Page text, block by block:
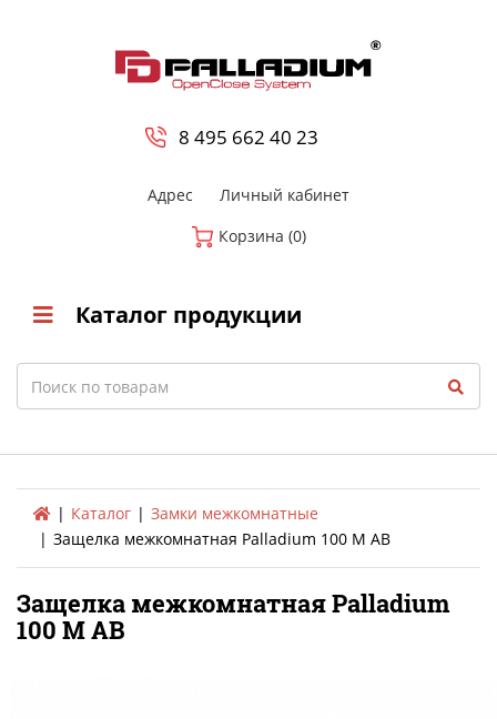
8 495 662 40 23
Адрес
Личный кабинет
Корзина (0)
Каталог продукции
Search
Каталог
Замки межкомнатные
Защелка межкомнатная Palladium 100 M AB
Защелка межкомнатная Palladium
100 M AB